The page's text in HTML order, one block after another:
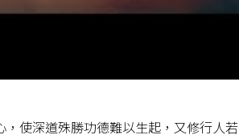
使深道殊勝功德難以生起，又修行人若